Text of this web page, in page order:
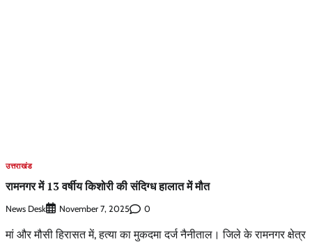
उत्तराखंड
रामनगर में 13 वर्षीय किशोरी की संदिग्ध हालात में मौत
News Desk November 7, 2025 0
मां और मौसी हिरासत में, हत्या का मुकदमा दर्ज नैनीताल। जिले के रामनगर क्षेत्र